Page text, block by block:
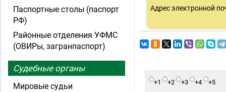
Адрес электронной
+1 +2 +3 +4 +5
Паспортные столы (паспорт
РФ)
Районные отделения УФМС
(ОВИРы, загранпаспорт)
Судебные органы
Мировые судьи